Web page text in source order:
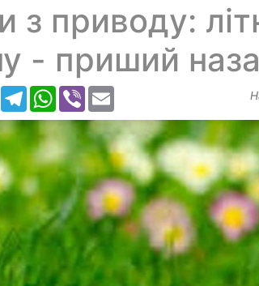
з приводу:
- приший
TwitterTelegramWhatsApp
Viber